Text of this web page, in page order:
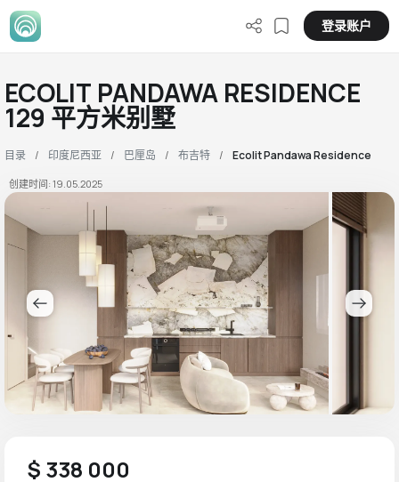
登录账户
ECOLIT PANDAWA RESIDENCE
129 平方米别墅
目录 印度尼西亚 巴厘岛 布吉特 Ecolit Pandawa Residence
创建时间: 19.05.2025
$ 338 000